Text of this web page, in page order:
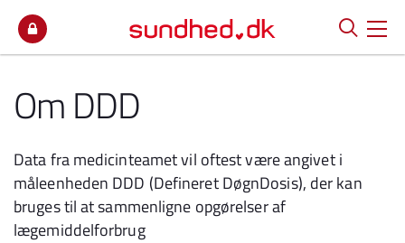
Om DDD
Data fra medicinteamet vil oftest være angivet i
måleenheden DDD (Defineret DøgnDosis), der kan
bruges til at sammenligne opgørelser af
lægemiddelforbrug